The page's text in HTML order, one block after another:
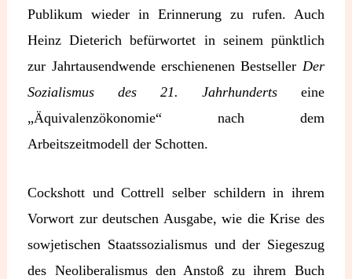
Publikum wieder in Erinnerung zu rufen. Auch
Heinz Dieterich befürwortet in seinem pünktlich
zur Jahrtausendwende erschienenen Bestseller Der
Sozialismus des 21. Jahrhundertseine
„Äquivalenzökonomie“ nach dem
Arbeitszeitmodell der Schotten.
Cockshott und Cottrell selber schildern in ihrem
Vorwort zur deutschen Ausgabe, wie die Krise des
sowjetischen Staatssozialismus und der Siegeszug
des Neoliberalismus den Anstoß zu ihrem Buch